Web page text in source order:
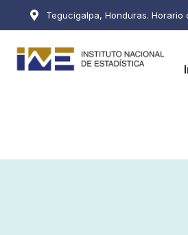
Tegucigalpa, Honduras. Horario